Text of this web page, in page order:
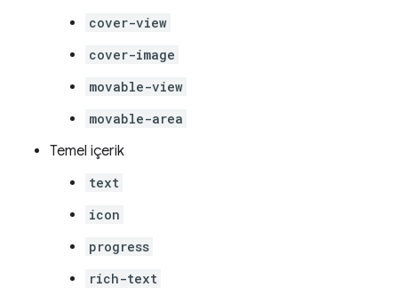
cover-view
cover-image
movable-view
movable-area
Temel içerik
text
icon
progress
rich-text